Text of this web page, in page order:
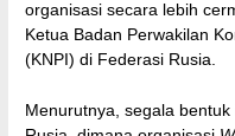
organisasi secara lebih
Ketua Badan Perwakilan
(KNPI) di Federasi Rusia.
Menurutnya, segala